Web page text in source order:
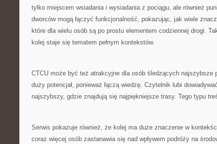
tylko miejscem wsiadania i wysiadania z pociągu, ale również
dworców mogą łączyć funkcjonalność, pokazując, jak wiele
które dla wielu osób są po prostu elementem codziennej drogi.
kolej staje się tematem pełnym kontekstów.
CTCU może być też atrakcyjne dla osób śledzących najszybsze
duży potencjał, ponieważ łączą wiedzę. Czytelnik lubi
najszybszy, gdzie znajdują się najpiękniejsze trasy. Tego typu
Serwis pokazuje również, że kolej ma duże znaczenie w
coraz więcej osób zastanawia się nad wpływem podróży na